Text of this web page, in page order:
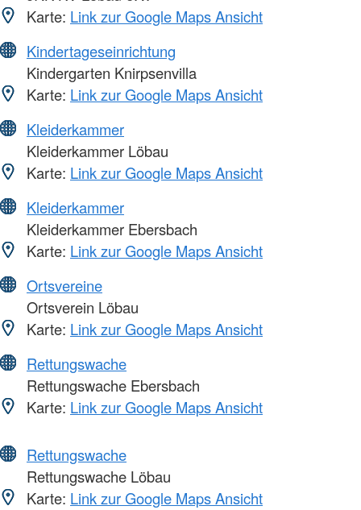
Karte: Link zur Google Maps Ansicht
Kindertageseinrichtung
Kindergarten Knirpsenvilla
Karte: Link zur Google Maps Ansicht
Kleiderkammer
Kleiderkammer Löbau
Karte: Link zur Google Maps Ansicht
Kleiderkammer
Kleiderkammer Ebersbach
Karte: Link zur Google Maps Ansicht
Ortsvereine
Ortsverein Löbau
Karte: Link zur Google Maps Ansicht
Rettungswache
Rettungswache Ebersbach
Karte: Link zur Google Maps Ansicht
Rettungswache
Rettungswache Löbau
Karte: Link zur Google Maps Ansicht